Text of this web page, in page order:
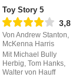
Toy Story 5
3,8
Von Andrew Stanton,
McKenna Harris
Mit Michael Bully
Herbig, Tom Hanks,
Walter von Hauff